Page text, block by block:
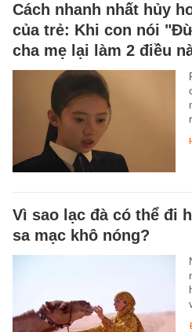
Cách nhanh nhất hủy
của trẻ: Khi con nói
cha mẹ lại làm 2 điều
Vì sao lạc đà có thể đi
sa mạc khô nóng?